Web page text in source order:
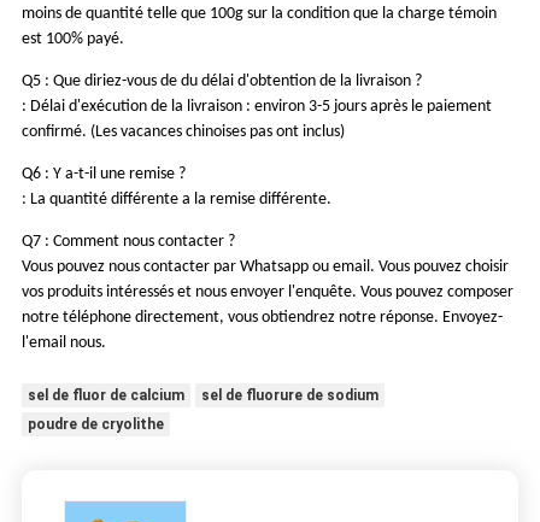
moins de quantité telle que 100g sur la condition que la charge témoin
est 100% payé.
Q5 : Que diriez-vous de du délai d'obtention de la livraison ?
: Délai d'exécution de la livraison : environ 3-5 jours après le paiement
confirmé. (Les vacances chinoises pas ont inclus)
Q6 : Y a-t-il une remise ?
: La quantité différente a la remise différente.
Q7 : Comment nous contacter ?
Vous pouvez nous contacter par Whatsapp ou email. Vous pouvez choisir
vos produits intéressés et nous envoyer l'enquête. Vous pouvez composer
notre téléphone directement, vous obtiendrez notre réponse. Envoyez-
l'email nous.
sel de fluor de calcium
sel de fluorure de sodium
poudre de cryolithe